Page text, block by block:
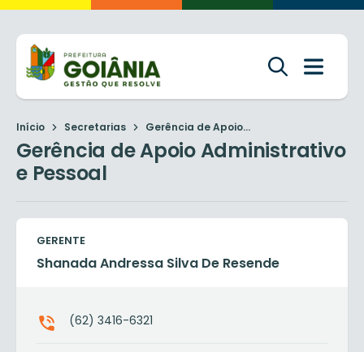
Início Secretarias Gerência de Apoio...
Gerência de Apoio Administrativo
e Pessoal
GERENTE
Shanada Andressa Silva De Resende
(62) 3416-6321